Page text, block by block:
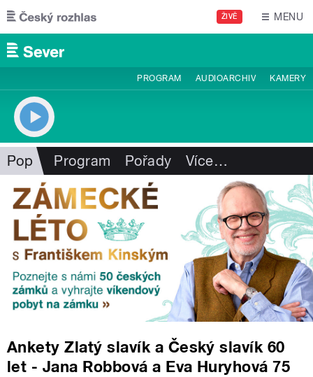
Přejít k hlavnímu obsahu
ŽIVĚ MENU
PROGRAM AUDIOARCHIV KAMERY
Pop Program Pořady Více…
Ankety Zlatý slavík a Český slavík 60
let - Jana Robbová a Eva Huryhová 75